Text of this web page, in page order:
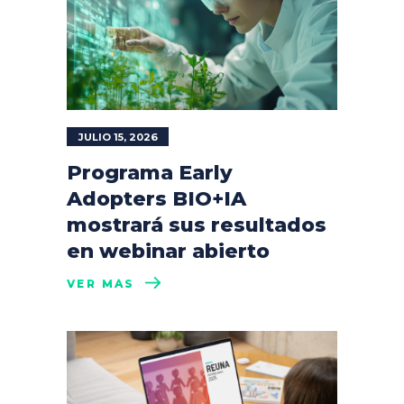
JULIO 15, 2026
Programa Early
Adopters BIO+IA
mostrará sus resultados
en webinar abierto
VER MÁS